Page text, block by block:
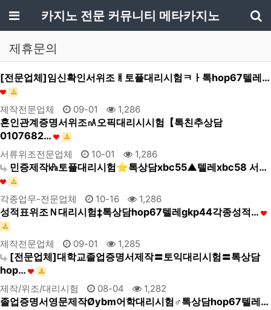
메뉴카지노 전문 커뮤니티 메타카지노
제휴문의
[전문업체]임신확인서위조ㅒ토플대리시험ㅋㅏ톡hop67텔레…
제작전문업체 09-01 1,286
혼인관계증명서위조㎁오픽대리시시험【톡친추상담
0107682…
서류위조전문업체 10-01 1,286
민증제작㎪토플대리시험⭐톡상담xbc55▲텔레xbc58 서…
각종업무-전문업체 10-16 1,286
성적표위조Ｎ대리시험‡톡상담hop67텔레gkp44각종성적…
제작전문업체 09-01 1,285
[전문업체]대학교졸업증명서제작〓토익대리시험〓톡상담
hop…
제작/위조/대리시험 08-04 1,282
졸업증명서영문제작Øybm어학대리시험♂톡상담hop67텔레…